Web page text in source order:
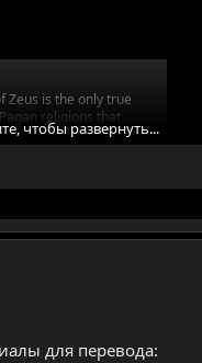
Zeus is the only true
religions that
чтобы развернуть...
для перевода: